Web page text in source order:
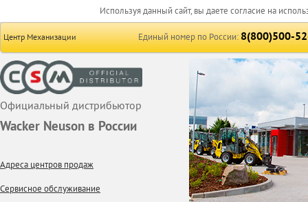
Используя данный сайт, вы даете согласие на
Центр Механизации Единый номер по России:8(800)500-
Официальный дистрибьютор
Wacker Neuson в России
Адреса центров продаж
Сервисное обслуживание